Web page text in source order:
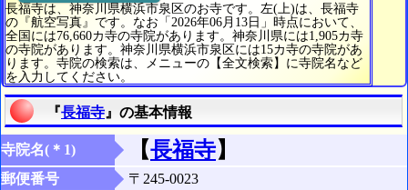
長福寺は、神奈川県横浜市泉区のお寺です。左(上)は、長福寺
の『航空写真』です。なお「2026年06月13日」時点において、
全国には76,660カ寺の寺院があります。神奈川県には1,905カ寺
の寺院があります。神奈川県横浜市泉区には15カ寺の寺院があ
ります。寺院の検索は、メニューの【全文検索】に寺院名など
を入力してください。
『長福寺 』の基本情報
寺院名(＊1) 【長福寺】
郵便番号 〒245-0023